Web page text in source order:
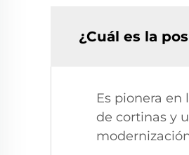
¿Cuál es la
Es pionera
de cortinas y